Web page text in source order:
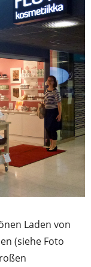
Laden von
(siehe Foto